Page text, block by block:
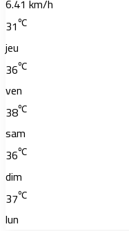
6.41 km/h
31℃
jeu
36℃
ven
38℃
sam
36℃
dim
37℃
lun